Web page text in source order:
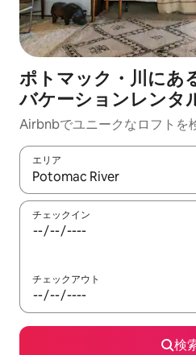
ポトマック・川にあ
バケーションレンタ
Airbnbでユニークなロフトを
エリア
検索結果が表示されたら、上
チェックイン
チェックアウト
検